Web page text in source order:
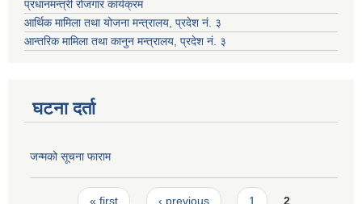
प्रधानमन्त्री रोजगार कार्यक्रम
आर्थिक मामिला तथा योजना मन्त्रालय, प्रदेश नं. ३
आन्तरिक मामिला तथा कानुन मन्त्रालय, प्रदेश नं. ३
घटना दर्ता
जन्मको सूचना फाराम
« first ‹ previous 1 2